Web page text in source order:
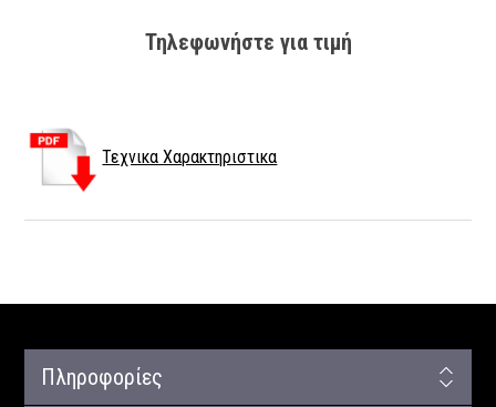
Τηλεφωνήστε για τιμή
Τεχνικα Χαρακτηριστικα
Πληροφορίες